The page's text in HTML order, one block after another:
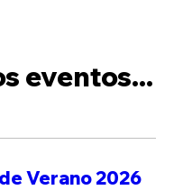
eventos...
Verano 2026